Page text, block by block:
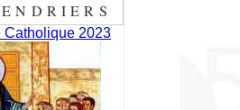
Catholique 2023